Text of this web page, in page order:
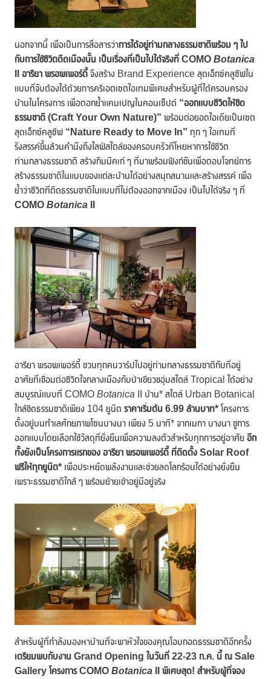
นอกจากนี้ เพื่อเป็นการสื่อสารว่าการได้อยู่ท่ามกลางธรรมชาติพร้อม ๆ ไป
กับการใช้ชีวิตติดเมืองนั้น เป็นเรื่องที่เป็นไปได้จริงที่ COMO Botanica
อารียา พรอพเพอร์ตี้ จึงสร้าง Brand Experience สุดเอ็กซ์คลูซีฟใน
แบบที่จับต้องได้ด้วยการครีเอตเซตไอเทมพิเศษสำหรับผู้ที่ได้ครอบครอง
บ้านในโครงการ เพื่อตอกย้ำแคมเปญในคอนเซ็ปต์ “ออกแบบชีวิตให้ชิด
ธรรมชาติ (Craft Your Own Nature)” พร้อมต่อยอดไอเดียเป็นเซต
สุดเอ็กซ์คลูซีฟ “Nature Ready to Move In” ทุก ๆ ไอเทมที่
รังสรรค์ขึ้นล้วนคำนึงถึงไลฟ์สไตล์ของครอบครัวที่โหยหาการใช้ชีวิต
ท่ามกลางธรรมชาติ สร้างกิมมิคเก๋ ๆ ที่มาพร้อมฟังก์ชันเพื่อตอบโจทย์การ
สร้างธรรมชาติในแบบของแต่ละบ้านได้อย่างสนุกสนานและสร้างสรรค์ เพื่อ
ย้ำว่าชีวิตที่ติดธรรมชาติในแบบที่ไม่ต้องออกจากเมือง เป็นไปได้จริง ๆ ที่
COMO Botanica
อารียา พรอพเพอร์ตี้ ชวนทุกคนวาร์ปไปอยู่ท่ามกลางธรรมชาติกับที่อยู่
อาศัยที่เชื่อมต่อชีวิตใจกลางเมืองกับป่าเขียวชอุ่มสไตล์ Tropical ได้อย่าง
สมบูรณ์แบบที่ COMO Botanica II บ้าน* สไตล์ Urban Botanical
ใกล้ชิดธรรมชาติเพียง 104 ยูนิต ราคาเริ่มต้น 6.99 ล้านบาท* โครงการ
ตั้งอยู่บนทำเลศักยภาพโซนบางนา เพียง 5 นาที* จากเมกา บางนา ชูการ
ออกแบบโดยเลือกใช้วัสดุที่ยั่งยืนเพื่อความลงตัวสำหรับทุกการอยู่อาศัย อีก
ทั้งยังเป็นโครงการแรกของ อารียา พรอพเพอร์ตี้ ที่ติดตั้ง Solar Roof
ฟรีให้ทุกยูนิต* เพื่อประหยัดพลังงานและช่วยลดโลกร้อนได้อย่างยั่งยืน
เพราะธรรมชาติใกล้ ๆ พร้อมย้ายเข้าอยู่มีอยู่จริง
สำหรับผู้ที่กำลังมองหาบ้านที่จะพาหัวใจของคุณโอบกอดธรรมชาติอีกครั้ง
เตรียมพบกับงาน Grand Opening ในวันที่ 22-23 ก.ค. นี้ ณ Sale
Gallery โครงการ COMO Botanica พิเศษสุด! สำหรับผู้ที่จอง